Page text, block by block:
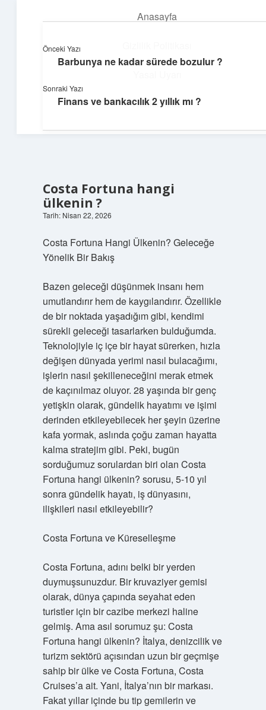
Anasayfa
Hakkımızda
Pratik Çözüm Rehberi
Hayatını kolaylaştıran zekice fikirler!
Costa Fortuna hangi
ülkenin ?
Tarih: Nisan 22, 2026
Costa Fortuna Hangi Ülkenin? Geleceğe
Yönelik Bir Bakış
Bazen geleceği düşünmek insanı hem
umutlandırır hem de kaygılandırır. Özellikle
de bir noktada yaşadığım gibi, kendimi
sürekli geleceği tasarlarken bulduğumda.
Teknolojiyle iç içe bir hayat sürerken, hızla
değişen dünyada yerimi nasıl bulacağımı,
işlerin nasıl şekilleneceğini merak etmek
de kaçınılmaz oluyor. 28 yaşında bir genç
yetişkin olarak, gündelik hayatımı ve işimi
derinden etkileyebilecek her şeyin üzerine
kafa yormak, aslında çoğu zaman hayatta
kalma stratejim gibi. Peki, bugün
sorduğumuz sorulardan biri olan Costa
Fortuna hangi ülkenin? sorusu, 5-10 yıl
sonra gündelik hayatı, iş dünyasını,
ilişkileri nasıl etkileyebilir?
Costa Fortuna ve Küreselleşme
Costa Fortuna, adını belki bir yerden
duymuşsunuzdur. Bir kruvaziyer gemisi
olarak, dünya çapında seyahat eden
turistler için bir cazibe merkezi haline
gelmiş. Ama asıl sorumuz şu: Costa
Fortuna hangi ülkenin? İtalya, denizcilik ve
turizm sektörü açısından uzun bir geçmişe
sahip bir ülke ve Costa Fortuna, Costa
Cruises’a ait. Yani, İtalya’nın bir markası.
Fakat yıllar içinde bu tip gemilerin ve
Önceki Yazı
Barbunya ne kadar sürede bozulur ?
Sonraki Yazı
Finans ve bankacılık 2 yıllık mı ?